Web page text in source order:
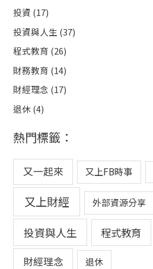
投資 (17)
投資與人生 (37)
程式教育 (26)
財務教育 (14)
財經理念 (17)
退休(4)
熱門標籤：
又一起來 又上FB時事
又上財經 外部資源分享
投資與人生 程式教育
財經理念 退休